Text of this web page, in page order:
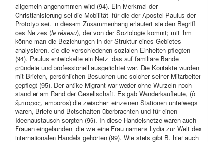
allgemein angenommen wird (94). Ein Merkmal der
Christianisierung sei die Mobilität, für die der Apostel Paulus der
Prototyp sei. In diesem Zusammenhang erläutert sie den Begriff
des Netzes (le réseau), der von der Soziologie kommt; mit ihm
könne man die Beziehungen in der Struktur eines Gebietes
analysieren, die die verschiedenen sozialen Einheiten pflegten
(94). Paulus entwickelte ein Netz, das auf familiäre Bande
gründete und professionell ausgerichtet war. Die Kontakte wurden
mit Briefen, persönlichen Besuchen und solcher seiner Mitarbeiter
gepflegt (95). Der antike Migrant war weder ohne Wurzeln noch
stand er am Rand der Gesellschaft. Es gab Wanderkaufleute, (ὁ
ἔμπορος, emporos) die zwischen einzelnen Stationen unterwegs
waren, Briefe und Botschaften überbrachten und für einen
Ideenaustausch sorgten (96). In diese Handelsnetze waren auch
Frauen eingebunden, die wie eine Frau namens Lydia zur Welt des
internationalen Handels gehörten (99). Wie stets gibt B. hier auch